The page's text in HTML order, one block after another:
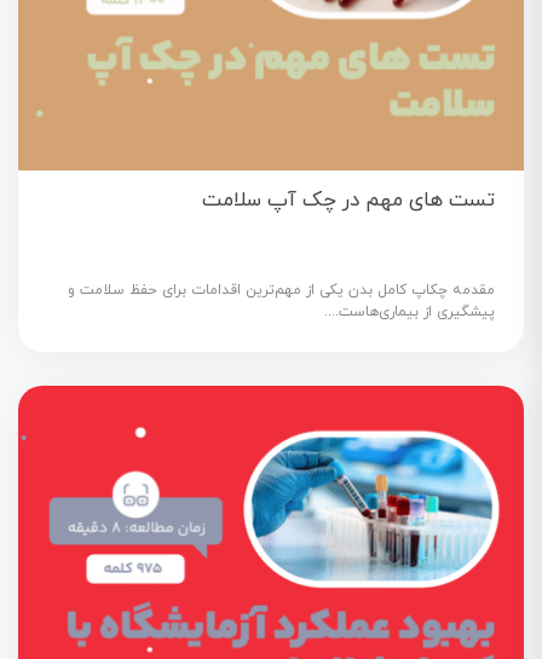
تست های مهم در چک آپ سلامت
مقدمه چکاپ کامل بدن یکی از مهم‌ترین اقدامات برای حفظ سلامت و
پیشگیری از بیماری‌هاست....